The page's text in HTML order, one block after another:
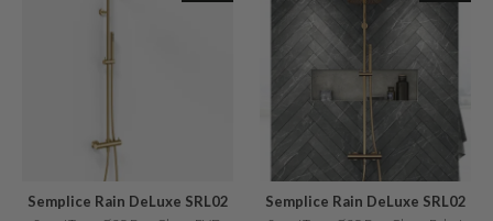
Semplice Rain DeLuxe SRL02 Semplice Rain DeLuxe SRL02